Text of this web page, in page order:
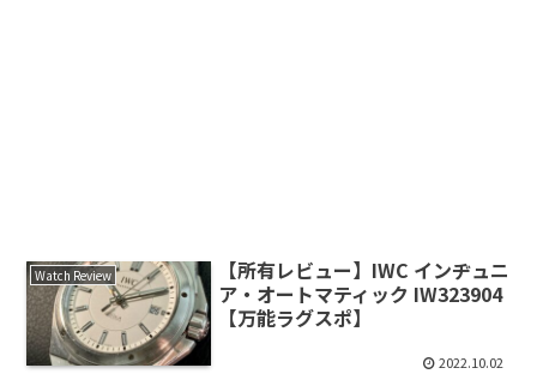
Watch Review
【所有レビュー】IWC インヂュニ
ア・オートマティック IW323904
【万能ラグスポ】
2022.10.02